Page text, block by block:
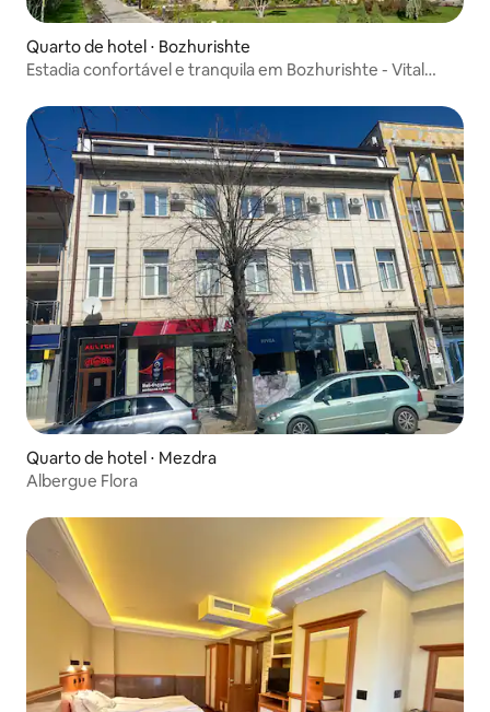
Quarto de hotel ⋅ Bozhurishte
Estadia confortável e tranquila em Bozhurishte - Vital
Quarto de hotel ⋅ Mezdra
Albergue Flora